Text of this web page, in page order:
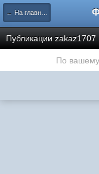
← На главную
Публикации zakaz1707
По вашему